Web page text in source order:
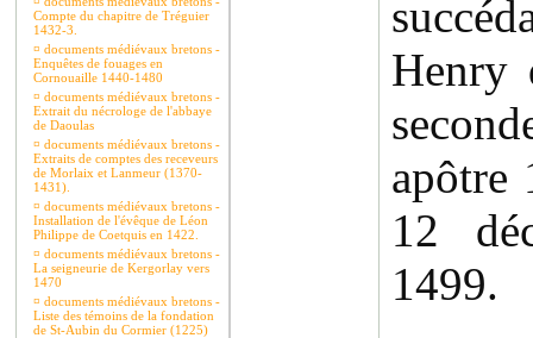
Compte du chapitre de Tréguier
1432-3.
¤ documents médiévaux bretons -
Enquêtes de fouages en
Cornouaille 1440-1480
¤ documents médiévaux bretons -
Extrait du nécrologe de l'abbaye
de Daoulas
¤ documents médiévaux bretons -
Extraits de comptes des receveurs
de Morlaix et Lanmeur (1370-
1431).
¤ documents médiévaux bretons -
Installation de l'évêque de Léon
Philippe de Coetquis en 1422.
¤ documents médiévaux bretons -
La seigneurie de Kergorlay vers
1470
¤ documents médiévaux bretons -
Liste des témoins de la fondation
de St-Aubin du Cormier (1225)
Henry
apôtre
12
1499.